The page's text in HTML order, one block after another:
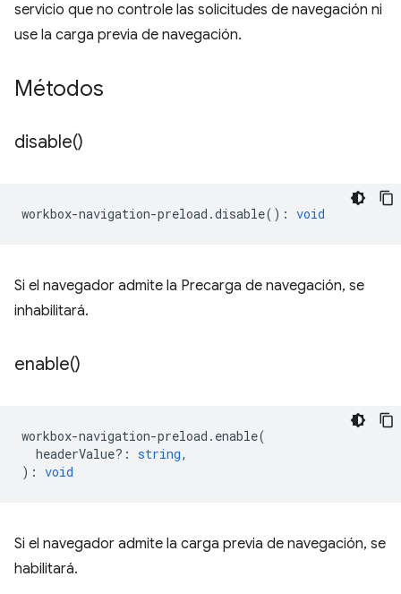
servicio que no controle las solicitudes de navegación ni
use la carga previa de navegación.
Métodos
disable()
workbox-navigation-preload .disable() : void
Si el navegador admite la Precarga de navegación, se
inhabilitará.
enable()
workbox-navigation-preload . enable(
headerValue? : string,
) : void
Si el navegador admite la carga previa de navegación, se
habilitará.